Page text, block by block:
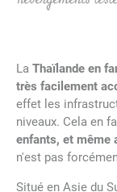
La Thaïlande en
très facilement
effet les
niveaux. Cela en
enfants, et même
n'est pas
Situé en Asie du